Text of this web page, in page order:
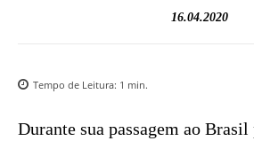
16.04.2020
Tempo de Leitura: 1 min.
Durante sua passagem ao